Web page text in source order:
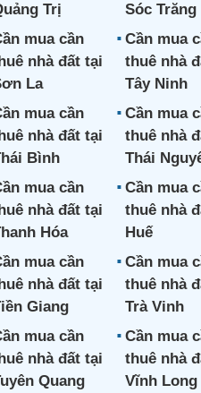
Trị
Sóc Trăng
mua cần
nhà đất tại
La
Cần mua
thuê nhà
Tây Ninh
mua cần
nhà đất tại
Bình
Cần mua
thuê nhà
Thái
mua cần
nhà đất tại
Hóa
Cần mua
thuê nhà
Huế
mua cần
nhà đất tại
Giang
Cần mua
thuê nhà
Trà Vinh
mua cần
nhà đất tại
Quang
Cần mua
thuê nhà
Vĩnh Long